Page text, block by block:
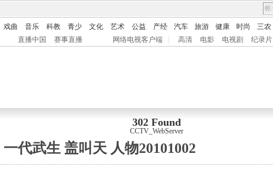
戏曲 音乐 科教 青少 文化 艺术 公益 产经 汽车 旅游 健康 时尚 三农
直播中国 赛事直播 网络电视客户端 高清 电影 电视剧 纪录片
302 Found
CCTV_WebServer
一代武生 盖叫天 人物20101002